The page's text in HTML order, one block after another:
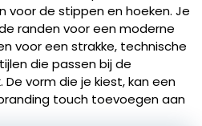
voor de stippen en hoeken. Je
randen voor een moderne
voor een strakke, technische
die passen bij de
De vorm die je kiest, kan een
touch toevoegen aan